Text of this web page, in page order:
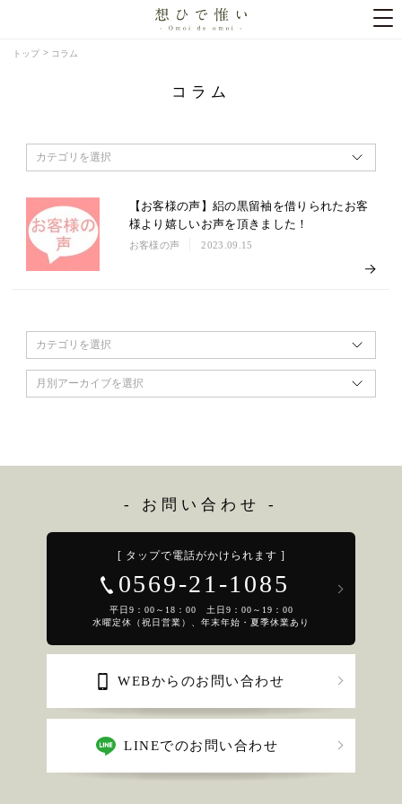
トップ コラム
コラム
カテゴリを選択
【お客様の声】絽の黒留袖を借りられたお客
様より嬉しいお声を頂きました！
お客様の声 2023.09.15
カテゴリを選択
月別アーカイブを選択
- お問い合わせ -
[ タップで電話がかけられます ]
0569-21-1085
平日9：00～18：00 土日9：00～19：00
水曜定休（祝日営業）、年末年始・夏季休業あり
WEBからのお問い合わせ
LINEでのお問い合わせ